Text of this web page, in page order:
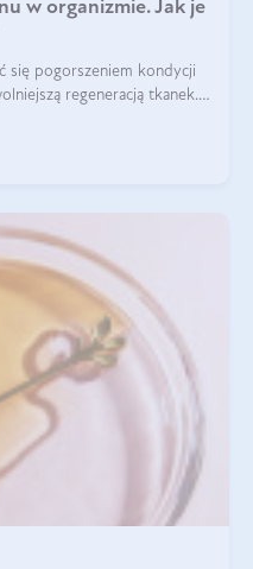
w organizmie. Jak je
się pogorszeniem kondycji
regeneracją tkanek.